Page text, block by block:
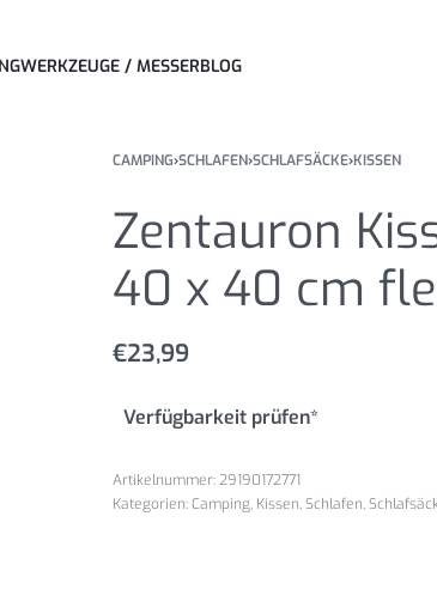
WERKZEUGE / MESSERBLOG
CAMPING›SCHLAFEN›SCHLAFSÄCKE›KISSEN
Zentauron
40 x 40 cm
€23,99
Verfügbarkeit prüfen*
29190172771
Kategorien:Camping, Kissen,Schlafen,